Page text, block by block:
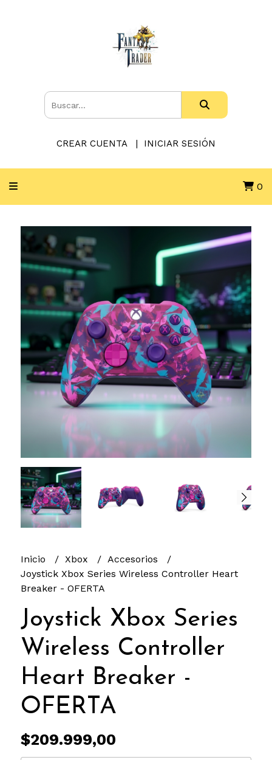
CREAR CUENTA INICIAR SESIÓN
0
Inicio Xbox
Accesorios
Joystick Xbox Series Wireless Controller Heart
Breaker - OFERTA
Joystick Xbox Series
Wireless Controller
Heart Breaker -
OFERTA
$209.999,00